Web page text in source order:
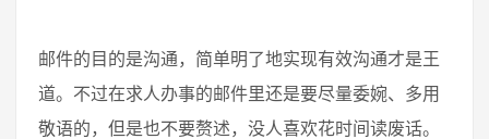
邮件的目的是沟通，简单明了地实现有效沟通才是王
道。不过在求人办事的邮件里还是要尽量委婉、多用
敬语的，但是也不要赘述，没人喜欢花时间读废话。